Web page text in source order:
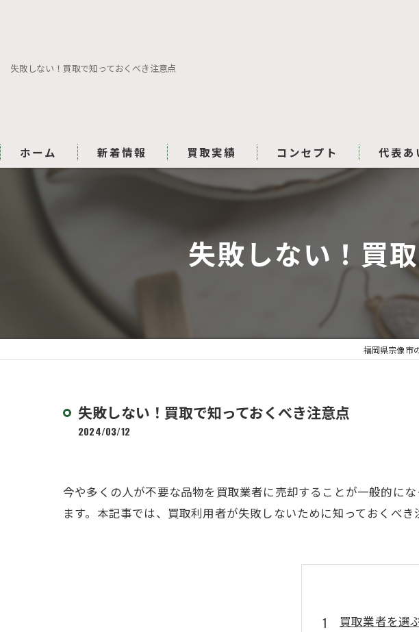
失敗しない！買取で知っておくべき注意点
ホーム 新着情報 買取実績 コンセプト 代表あ
失敗しない！買
福岡県宗像市
失敗しない！買取で知っておくべき注意点
2024/03/12
今や多くの人が不要な品物を買取業者に売却することが一般的に
ます。本記事では、買取利用者が失敗しないために知っておくべき
買取業者を選